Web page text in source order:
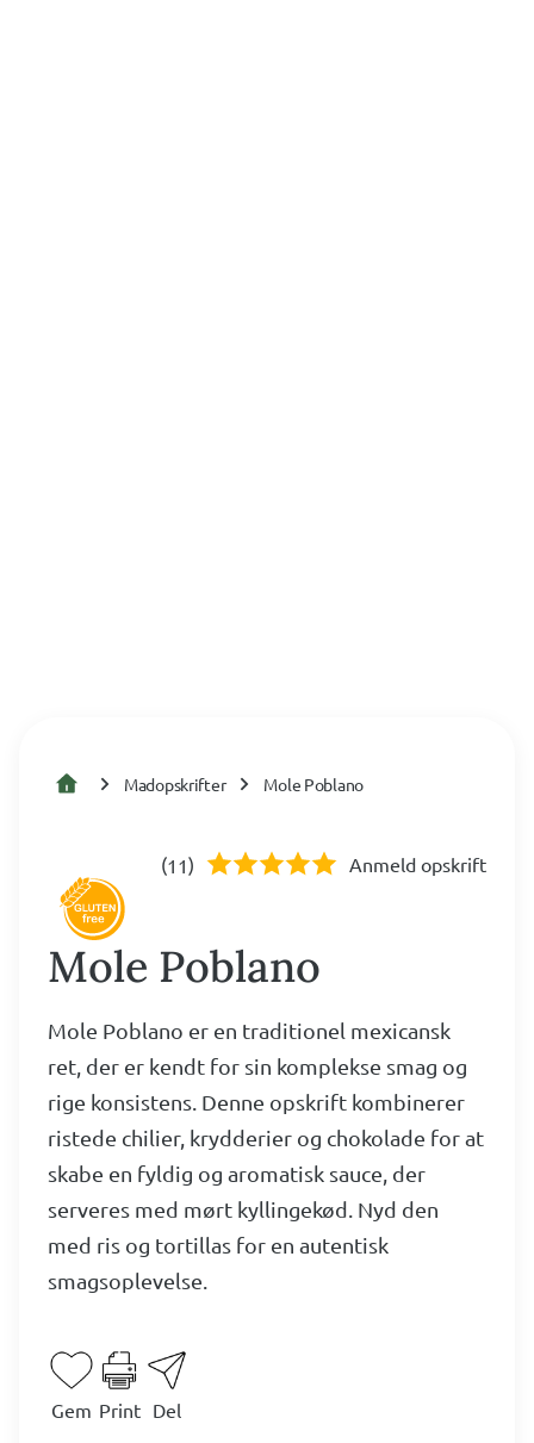
Madopskrifter Mole Poblano
(11) Anmeld opskrift
Mole Poblano
Mole Poblano er en traditionel mexicansk
ret, der er kendt for sin komplekse smag og
rige konsistens. Denne opskrift kombinerer
ristede chilier, krydderier og chokolade for at
skabe en fyldig og aromatisk sauce, der
serveres med mørt kyllingekød. Nyd den
med ris og tortillas for en autentisk
smagsoplevelse.
Gem Print Del